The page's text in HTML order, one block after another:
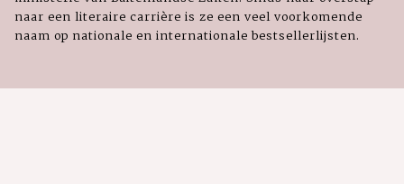
naar een literaire carrière is ze een veel voorkomende
naam op nationale en internationale bestsellerlijsten.